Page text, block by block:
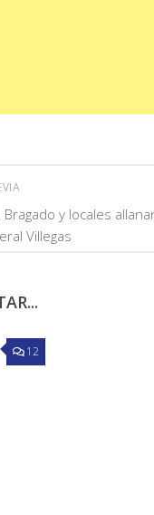
Bragado y locales
Villegas
12